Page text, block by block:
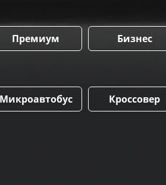
Премиум Бизнес
Микроавтобус Кроссовер